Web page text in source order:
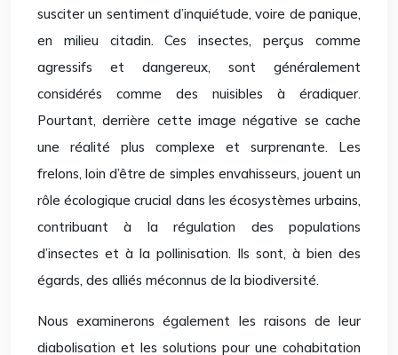
susciter un sentiment d’inquiétude, voire de panique,
en milieu citadin. Ces insectes, perçus comme
agressifs et dangereux, sont généralement
considérés comme des nuisibles à éradiquer.
Pourtant, derrière cette image négative se cache
une réalité plus complexe et surprenante. Les
frelons, loin d’être de simples envahisseurs, jouent un
rôle écologique crucial dans les écosystèmes urbains,
contribuant à la régulation des populations
d’insectes et à la pollinisation. Ils sont, à bien des
égards, des alliés méconnus de la biodiversité.
Nous examinerons également les raisons de leur
diabolisation et les solutions pour une cohabitation